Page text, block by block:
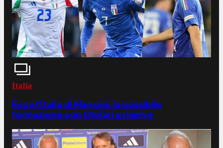
Italia
Ecco l'Italia di Mancini: la possibile
formazione con titolari e riserve